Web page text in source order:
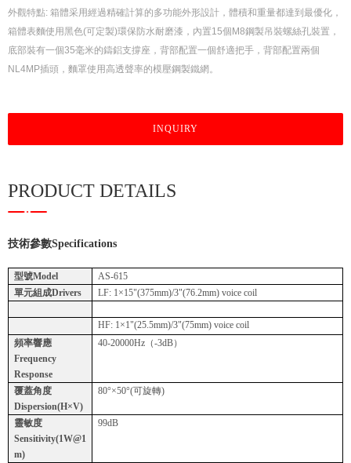
外觀特點: 箱體采用經過精確計算的多功能外形設計，體積和重量都達到最優化，
箱體表麵使用黑色(可定製)環保防水耐磨漆，內置15個M8鋼製吊裝螺絲孔裝置，
底部裝有一個35毫米的鑄鋁支撐座，背部配置一個舒適把手，背部配置兩個
NL4MP插頭，麵罩使用高透聲率的模壓鋼製鐵網。
INQUIRY
PRODUCT DETAILS
技術參數Specifications
型號Model
AS-615
單元組成Drivers
LF: 1×15"(375mm)/3"(76.2mm) voice coil
HF: 1×1"(25.5mm)/3"(75mm) voice coil
頻率響應
Frequency
Response
40-20000Hz（-3dB）
覆蓋角度
Dispersion(H×V)
80°×50°(可旋轉)
靈敏度
Sensitivity(1W@1
m)
99dB